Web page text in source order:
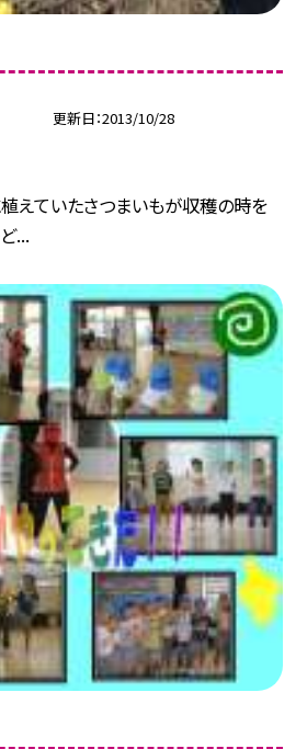
更新日 2013/10/28
植えていたさつまいもが収穫の時を
...